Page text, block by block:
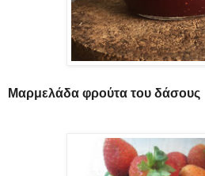
Μαρμελάδα φρούτα του δάσους